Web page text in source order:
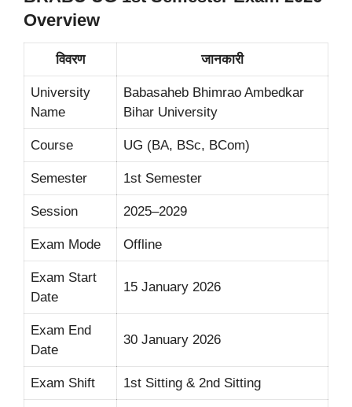
Overview
विवरण जानकारी
University
Name
Babasaheb Bhimrao Ambedkar
Bihar University
Course UG (BA, BSc, BCom)
Semester 1st Semester
Session 2025–2029
Exam Mode Offline
Exam Start
Date
15 January 2026
Exam End
Date
30 January 2026
Exam Shift 1st Sitting & 2nd Sitting